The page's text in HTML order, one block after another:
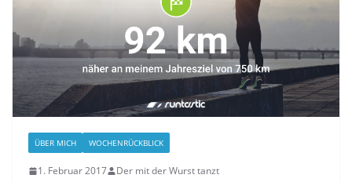
ÜBER MICH WOCHENRÜCKBLICK
1. Februar 2017 Der mit der Wurst tanzt